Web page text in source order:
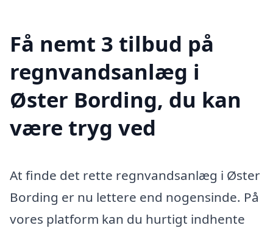
Få nemt 3 tilbud på
regnvandsanlæg i
Øster Bording, du kan
være tryg ved
At finde det rette regnvandsanlæg i Øster
Bording er nu lettere end nogensinde. På
vores platform kan du hurtigt indhente